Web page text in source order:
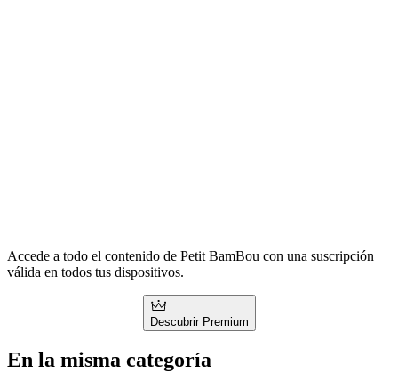
Accede a todo el contenido de Petit BamBou con una suscripción
válida en todos tus dispositivos.
Descubrir Premium
En la misma categoría